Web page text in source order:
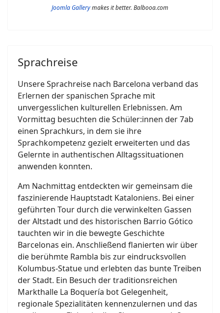
Joomla Gallerymakes it better. Balbooa.com
Sprachreise
Unsere Sprachreise nach Barcelona verband das
Erlernen der spanischen Sprache mit
unvergesslichen kulturellen Erlebnissen. Am
Vormittag besuchten die Schüler:innen der 7ab
einen Sprachkurs, in dem sie ihre
Sprachkompetenz gezielt erweiterten und das
Gelernte in authentischen Alltagssituationen
anwenden konnten.
Am Nachmittag entdeckten wir gemeinsam die
faszinierende Hauptstadt Kataloniens. Bei einer
geführten Tour durch die verwinkelten Gassen
der Altstadt und des historischen Barrio Gótico
tauchten wir in die bewegte Geschichte
Barcelonas ein. Anschließend flanierten wir über
die berühmte Rambla bis zur eindrucksvollen
Kolumbus-Statue und erlebten das bunte Treiben
der Stadt. Ein Besuch der traditionsreichen
Markthalle La Boquería bot Gelegenheit,
regionale Spezialitäten kennenzulernen und das